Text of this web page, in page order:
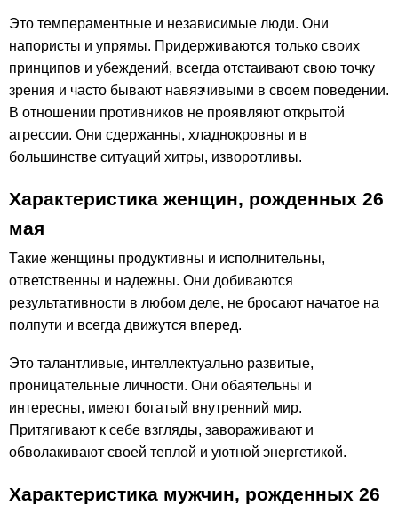
Это темпераментные и независимые люди. Они
напористы и упрямы. Придерживаются только своих
принципов и убеждений, всегда отстаивают свою точку
зрения и часто бывают навязчивыми в своем поведении.
В отношении противников не проявляют открытой
агрессии. Они сдержанны, хладнокровны и в
большинстве ситуаций хитры, изворотливы.
Характеристика женщин, рожденных 26
мая
Такие женщины продуктивны и исполнительны,
ответственны и надежны. Они добиваются
результативности в любом деле, не бросают начатое на
полпути и всегда движутся вперед.
Это талантливые, интеллектуально развитые,
проницательные личности. Они обаятельны и
интересны, имеют богатый внутренний мир.
Притягивают к себе взгляды, завораживают и
обволакивают своей теплой и уютной энергетикой.
Характеристика мужчин, рожденных 26